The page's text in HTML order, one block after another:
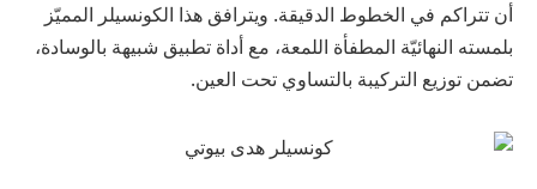
أن تتراكم في الخطوط الدقيقة. ويترافق هذا الكونسيلر المميّز
بلمسته النهائيّة المطفأة اللمعة، مع أداة تطبيق شبيهة بالوسادة،
تضمن توزيع التركيبة بالتساوي تحت العين.